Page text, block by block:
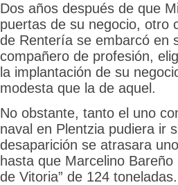
Dos años después de que
puertas de su negocio, otro
de Rentería se embarcó en
compañero de profesión,
la implantación de su
modesta que la de aquel.
No obstante, tanto el uno
naval en Plentzia pudiera ir
desaparición se atrasara
hasta que Marcelino
de Vitoria” de 124 toneladas.